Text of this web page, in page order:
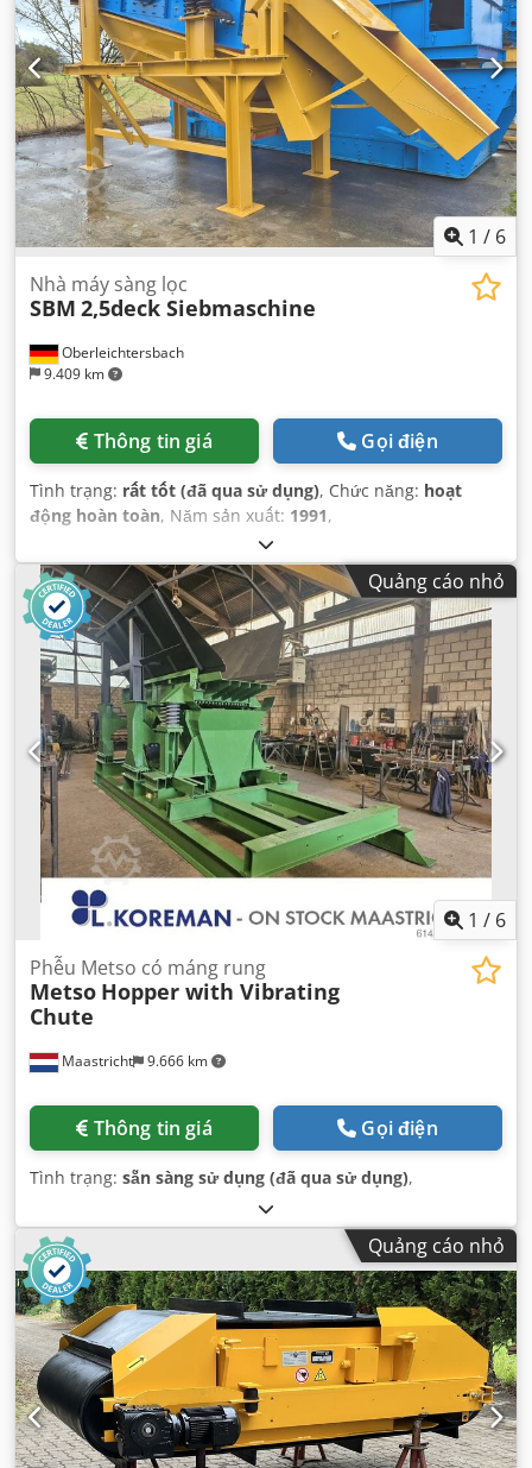
1 / 6
Oberleichtersbach
9.409 km
Nhà máy sàng lọc
SBM 2,5deck Siebmaschine
Thông tin giá Gọi điện
Tình trạng: rất tốt (đã qua sử dụng), Chức năng: hoạt
động hoàn toàn, Năm sản xuất: 1991,
Quảng cáo nhỏ
1 / 6
Maastricht 9.666 km
Phễu Metso có máng rung
Metso Hopper with Vibrating
Chute
Thông tin giá Gọi điện
Tình trạng: sẵn sàng sử dụng (đã qua sử dụng),
Quảng cáo nhỏ